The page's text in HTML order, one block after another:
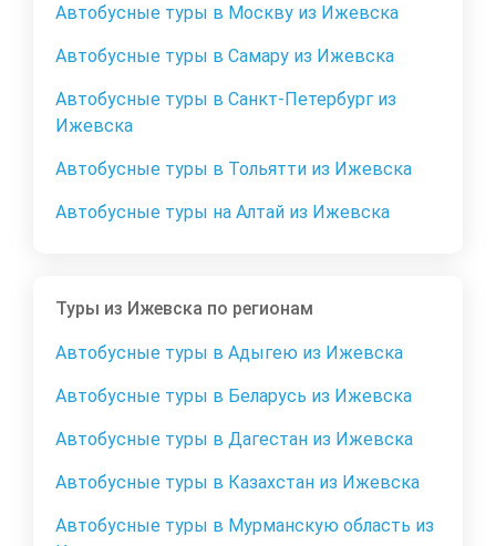
Автобусные туры в Москву из Ижевска
Автобусные туры в Самару из Ижевска
Автобусные туры в Санкт-Петербург из
Ижевска
Автобусные туры в Тольятти из Ижевска
Автобусные туры на Алтай из Ижевска
Туры из Ижевска по регионам
Автобусные туры в Адыгею из Ижевска
Автобусные туры в Беларусь из Ижевска
Автобусные туры в Дагестан из Ижевска
Автобусные туры в Казахстан из Ижевска
Автобусные туры в Мурманскую область из